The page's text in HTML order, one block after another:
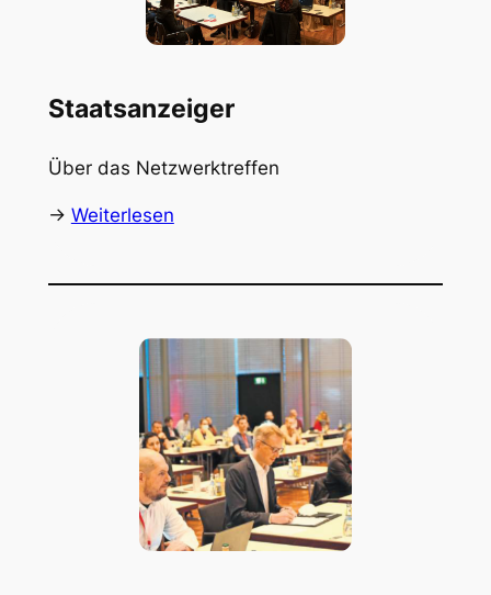
Staatsanzeiger
Über das Netzwerktreffen
-> Weiterlesen